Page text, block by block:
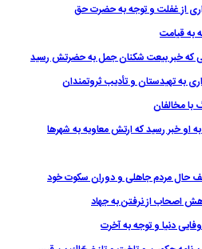
به او خبر رسيد كه ارتش معاويه به شهرها